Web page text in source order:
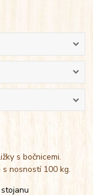
s bočnicemi.
nosností 100 kg.